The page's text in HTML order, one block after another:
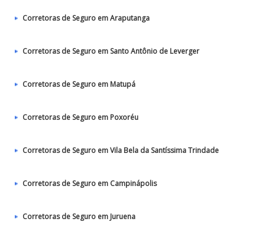
Corretoras de Seguro em Araputanga
Corretoras de Seguro em Santo Antônio de Leverger
Corretoras de Seguro em Matupá
Corretoras de Seguro em Poxoréu
Corretoras de Seguro em Vila Bela da Santíssima Trindade
Corretoras de Seguro em Campinápolis
Corretoras de Seguro em Juruena